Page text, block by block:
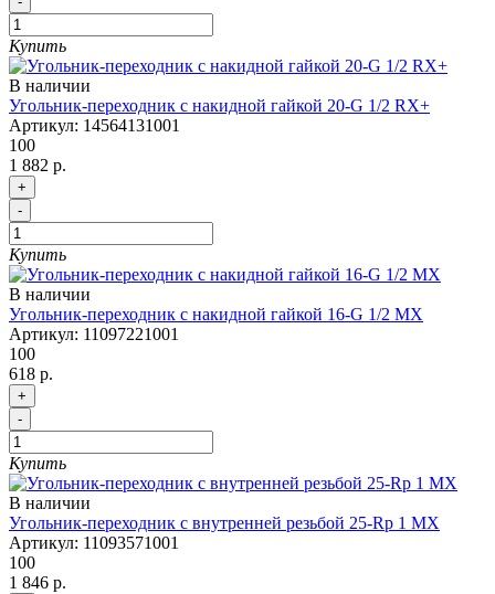
Купить
В наличии
Угольник-переходник с накидной гайкой 20-G 1/2 RX+
Артикул: 14564131001
100
1 882 р.
+
-
Купить
В наличии
Угольник-переходник с накидной гайкой 16-G 1/2 MX
Артикул: 11097221001
100
618 р.
+
-
Купить
В наличии
Угольник-переходник с внутренней резьбой 25-Rp 1 MX
Артикул: 11093571001
100
1 846 р.